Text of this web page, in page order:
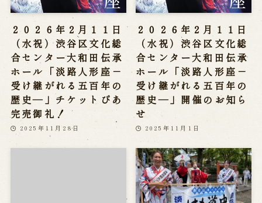
２０２６年２月１１日
（水祝）渋谷区文化総
合センター大和田伝承
ホール「淡路人形座－
受け継がれる五百年の
歴史―」チケットぴあ
完売御礼！
2025年11月28日
２０２６年２月１１日
（水祝）渋谷区文化総
合センター大和田伝承
ホール「淡路人形座－
受け継がれる五百年の
歴史―」開催のお知ら
せ
2025年11月1日